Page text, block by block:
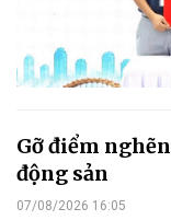
Gỡ điểm
động sản
07/08/2026 16:05